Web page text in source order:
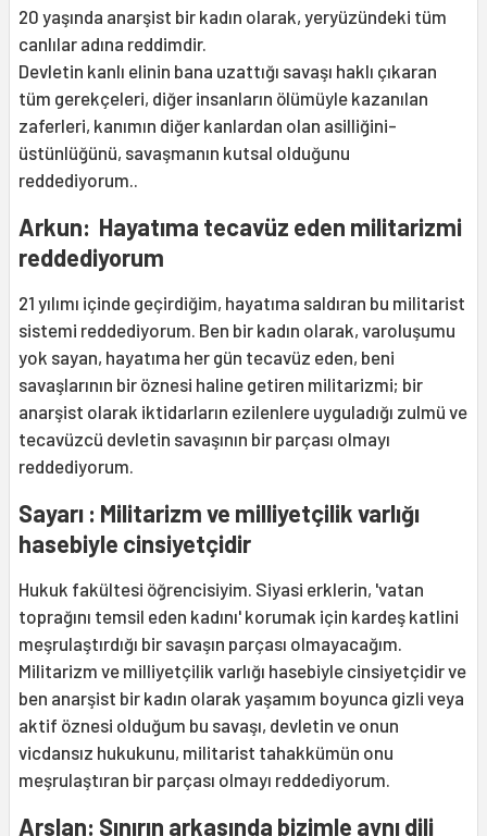
20 yaşında anarşist bir kadın olarak, yeryüzündeki tüm
canlılar adına reddimdir.
Devletin kanlı elinin bana uzattığı savaşı haklı çıkaran
tüm gerekçeleri, diğer insanların ölümüyle kazanılan
zaferleri, kanımın diğer kanlardan olan asilliğini-
üstünlüğünü, savaşmanın kutsal olduğunu
reddediyorum..
Arkun: Hayatıma tecavüz eden militarizmi
reddediyorum
21 yılımı içinde geçirdiğim, hayatıma saldıran bu militarist
sistemi reddediyorum. Ben bir kadın olarak, varoluşumu
yok sayan, hayatıma her gün tecavüz eden, beni
savaşlarının bir öznesi haline getiren militarizmi; bir
anarşist olarak iktidarların ezilenlere uyguladığı zulmü ve
tecavüzcü devletin savaşının bir parçası olmayı
reddediyorum.
Sayarı : Militarizm ve milliyetçilik varlığı
hasebiyle cinsiyetçidir
Hukuk fakültesi öğrencisiyim. Siyasi erklerin, 'vatan
toprağını temsil eden kadını' korumak için kardeş katlini
meşrulaştırdığı bir savaşın parçası olmayacağım.
Militarizm ve milliyetçilik varlığı hasebiyle cinsiyetçidir ve
ben anarşist bir kadın olarak yaşamım boyunca gizli veya
aktif öznesi olduğum bu savaşı, devletin ve onun
vicdansız hukukunu, militarist tahakkümün onu
meşrulaştıran bir parçası olmayı reddediyorum.
Arslan: Sınırın arkasında bizimle aynı dili